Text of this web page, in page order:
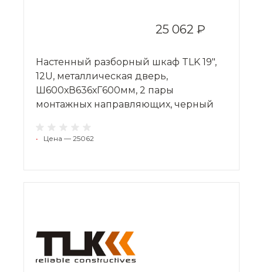
25 062 ₽
Настенный разборный шкаф TLK 19",
12U, металлическая дверь,
Ш600хВ636хГ600мм, 2 пары
монтажных направляющих, черный
• Цена — 25062